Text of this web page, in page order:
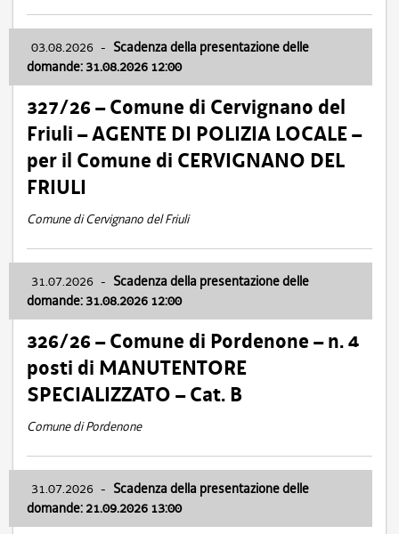
03.08.2026 - Scadenza della presentazione delle
domande: 31.08.2026 12:00
327/26 – Comune di Cervignano del
Friuli – AGENTE DI POLIZIA LOCALE –
per il Comune di CERVIGNANO DEL
FRIULI
Comune di Cervignano del Friuli
31.07.2026 - Scadenza della presentazione delle
domande: 31.08.2026 12:00
326/26 – Comune di Pordenone – n. 4
posti di MANUTENTORE
SPECIALIZZATO – Cat. B
Comune di Pordenone
31.07.2026 - Scadenza della presentazione delle
domande: 21.09.2026 13:00